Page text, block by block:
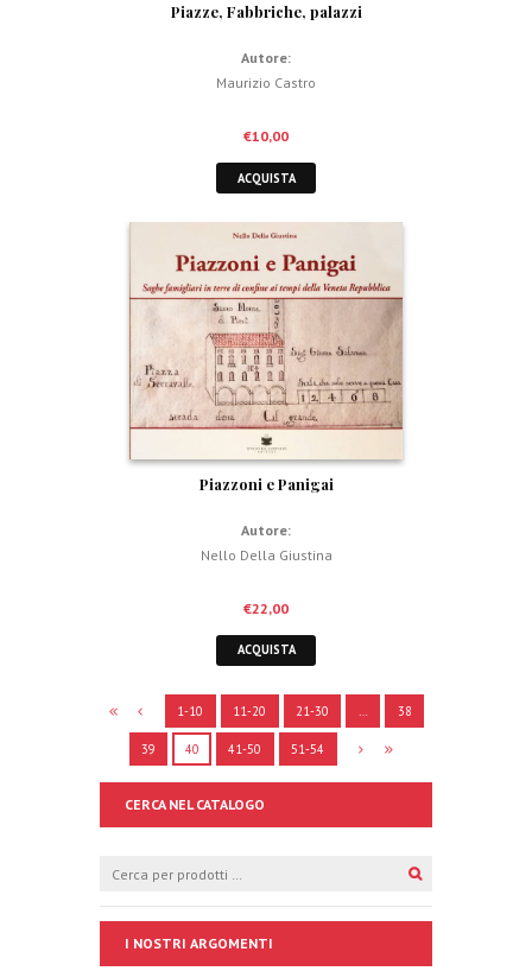
Piazze, Fabbriche, palazzi
Autore:
Maurizio Castro
€10,00
ACQUISTA
Piazzoni e Panigai
Autore:
Nello Della Giustina
€22,00
ACQUISTA
1-10 11-20 21-30 38
39 40 41-50 51-54
CERCA NEL CATALOGO
I NOSTRI ARGOMENTI